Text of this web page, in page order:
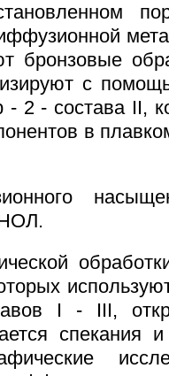
бронзовые
с
- 2 - состава II,
в
I - III,
спекания